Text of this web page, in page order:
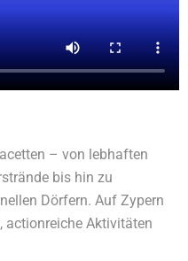
– von lebhaften
bis hin zu
Dörfern. Auf Zypern
actionreiche Aktivitäten